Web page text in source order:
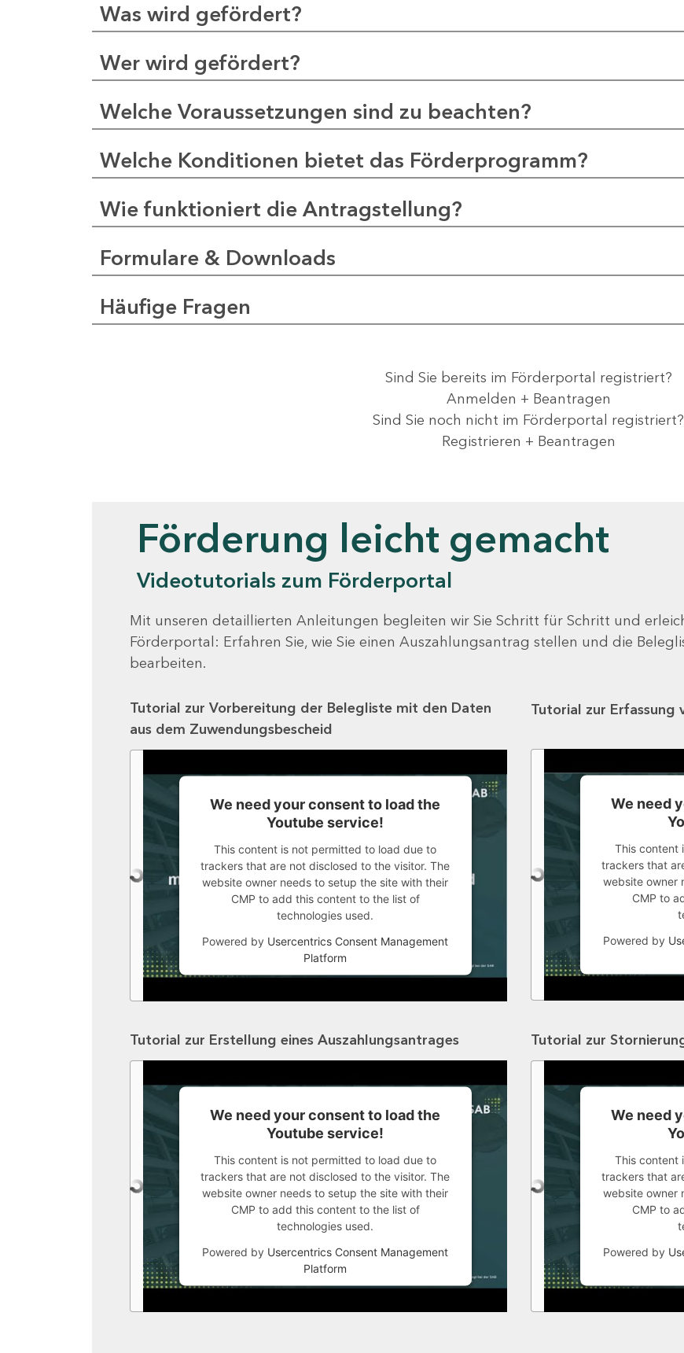
Was wird gefördert?
Wer wird gefördert?
Welche Voraussetzungen sind zu beachten?
Welche Konditionen bietet das Förderprogramm?
Wie funktioniert die Antragstellung?
Formulare & Downloads
Häufige Fragen
Sind Sie bereits im Förderportal registriert?
Anmelden + Beantragen
Sind Sie noch nicht im Förderportal registriert?
Registrieren + Beantragen
Förderung leicht gemacht
Videotutorials zum Förderportal
Mit unseren detaillierten Anleitungen begleiten wir Sie Schritt für Schritt und
Förderportal: Erfahren Sie, wie Sie einen Auszahlungsantrag stellen und die
bearbeiten.
Tutorial zur Vorbereitung der Belegliste mit den Daten
aus dem Zuwendungsbescheid
We need your consent to load the
Youtube service!
This content is not permitted to load due to
trackers that are not disclosed to the visitor. The
website owner needs to setup the site with their
CMP to add this content to the list of
technologies used.
Powered by Usercentrics Consent Management
Platform
Tutorial zur Erfassung
We need
This content
trackers that
website owner
CMP to
Powered by
Tutorial zur Erstellung eines Auszahlungsantrages
We need your consent to load the
Youtube service!
This content is not permitted to load due to
trackers that are not disclosed to the visitor. The
website owner needs to setup the site with their
CMP to add this content to the list of
technologies used.
Powered by Usercentrics Consent Management
Platform
Tutorial zur
We need
This content
trackers that
website owner
CMP to
Powered by